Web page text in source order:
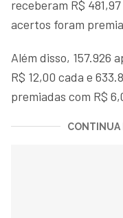
receberam R$
acertos foram
Além disso, 157.926
R$ 12,00 cada e
premiadas com R$
CONTINUA